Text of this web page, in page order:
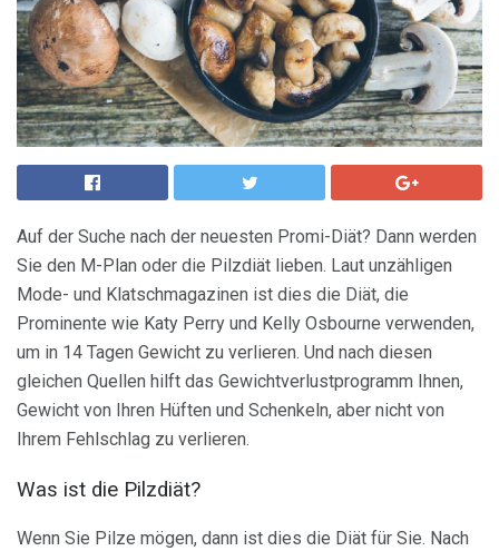
Auf der Suche nach der neuesten Promi-Diät? Dann werden
Sie den M-Plan oder die Pilzdiät lieben. Laut unzähligen
Mode- und Klatschmagazinen ist dies die Diät, die
Prominente wie Katy Perry und Kelly Osbourne verwenden,
um in 14 Tagen Gewicht zu verlieren. Und nach diesen
gleichen Quellen hilft das Gewichtverlustprogramm Ihnen,
Gewicht von Ihren Hüften und Schenkeln, aber nicht von
Ihrem Fehlschlag zu verlieren.
Was ist die Pilzdiät?
Wenn Sie Pilze mögen, dann ist dies die Diät für Sie. Nach